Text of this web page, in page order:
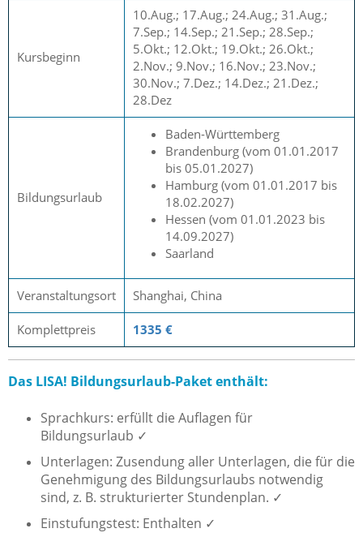
Kursbeginn
10.Aug.; 17.Aug.; 24.Aug.; 31.Aug.;
7.Sep.; 14.Sep.; 21.Sep.; 28.Sep.;
5.Okt.; 12.Okt.; 19.Okt.; 26.Okt.;
2.Nov.; 9.Nov.; 16.Nov.; 23.Nov.;
30.Nov.; 7.Dez.; 14.Dez.; 21.Dez.;
28.Dez
Bildungsurlaub
Baden-Württemberg
Brandenburg (vom 01.01.2017
bis 05.01.2027)
Hamburg (vom 01.01.2017 bis
18.02.2027)
Hessen (vom 01.01.2023 bis
14.09.2027)
Saarland
Veranstaltungsort Shanghai, China
Komplettpreis 1335 €
Das LISA! Bildungsurlaub-Paket enthält:
Sprachkurs: erfüllt die Auflagen für
Bildungsurlaub ✓
Unterlagen: Zusendung aller Unterlagen, die für die
Genehmigung des Bildungsurlaubs notwendig
sind, z. B. strukturierter Stundenplan. ✓
Einstufungstest: Enthalten ✓